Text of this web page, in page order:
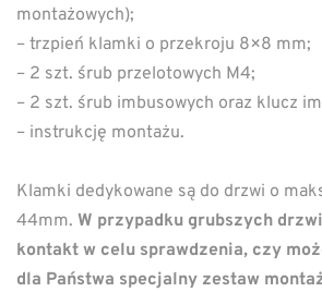
montażowych);
– trzpień klamki o przekroju 8×8 mm;
– 2 szt. śrub przelotowych M4;
– 2 szt. śrub imbusowych oraz klucz
– instrukcję montażu.
Klamki dedykowane są do drzwi o
44mm. W przypadku grubszych
kontakt w celu sprawdzenia, czy
dla Państwa specjalny zestaw